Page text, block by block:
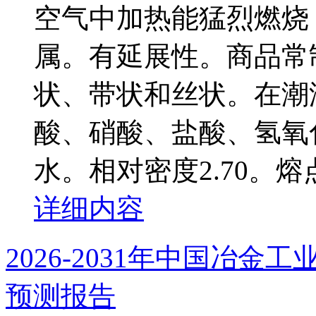
空气中加热能猛烈燃
属。有延展性。商品
状、带状和丝状。在
酸、硝酸、盐酸、氢
水。相对密度2.70。
详细内容
2026-2031年中国冶金工
预测报告